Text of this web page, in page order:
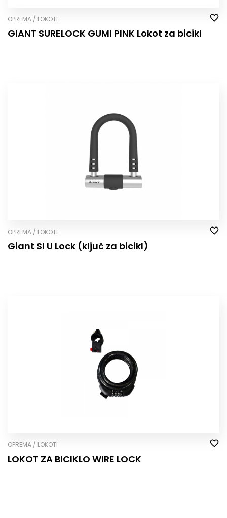
OPREMA / LOKOTI
GIANT SURELOCK GUMI PINK Lokot za bicikl
OPREMA / LOKOTI
Giant SI U Lock (ključ za bicikl)
OPREMA / LOKOTI
LOKOT ZA BICIKLO WIRE LOCK